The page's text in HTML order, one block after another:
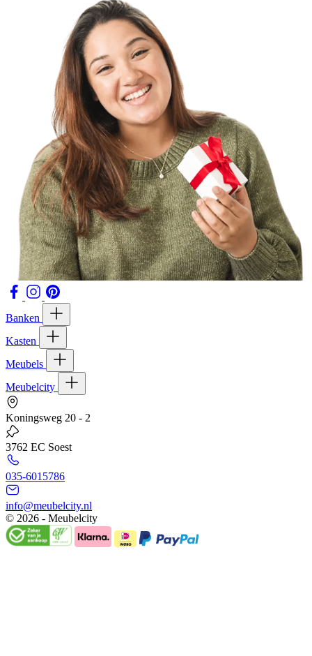
Banken
Kasten
Meubels
Meubelcity
Koningsweg 20 - 2
3762 EC Soest
035-6015786
info@meubelcity.nl
© 2026 - Meubelcity